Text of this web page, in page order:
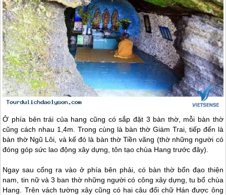
Ở phía bên trái của hang cũng có sắp đặt 3 bàn thờ, mỗi bàn thờ
cũng cách nhau 1,4m. Trong cùng là bàn thờ Giám Trai, tiếp đến là
bàn thờ Ngũ Lôi, và kế đó là bàn thờ Tiền vãng (thờ những người có
đóng góp sức lao động xây dựng, tôn tạo chùa Hang trước đây).
Ngay sau cổng ra vào ở phía bên phải, có bàn thờ bổn đạo thiện
nam, tin nữ và 3 ban thờ những người có công xây dựng, tu bổ chùa
Hang. Trên vách tường xây cũng có hai câu đối chữ Hán được ông